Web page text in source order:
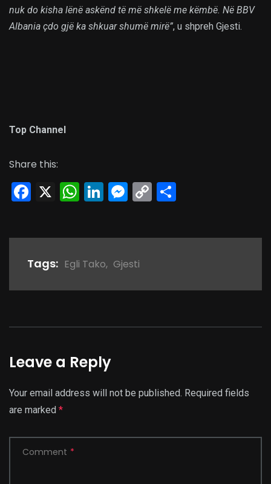
nuk do kisha lënë askënd të më shkelë me këmbë. Në BBV
Albania çdo gjë ka shkuar shumë mirë”, u shpreh Gjesti.
Top Channel
Share this:
Facebook
X WhatsApp
LinkedIn
Messenger
Copy
Link
Tags: Egli Tako, Gjesti
Leave a Reply
Your email address will not be published. Required fields
are marked *
Comment *